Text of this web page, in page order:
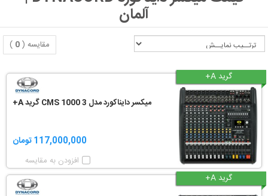
آلمان
مقایسه (0
)
گرید A+
میکسر دایناکورد مدل CMS 1000 3 گرید A+
117,000,000 تومان
افزودن به مقایسه
گرید A+